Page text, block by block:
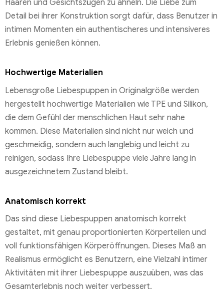
Haaren und Gesichtszügen zu ähneln. Die Liebe zum
Detail bei ihrer Konstruktion sorgt dafür, dass Benutzer in
intimen Momenten ein authentischeres und intensiveres
Erlebnis genießen können.
Hochwertige Materialien
Lebensgroße Liebespuppen in Originalgröße werden
hergestellt hochwertige Materialien wie TPE und Silikon,
die dem Gefühl der menschlichen Haut sehr nahe
kommen. Diese Materialien sind nicht nur weich und
geschmeidig, sondern auch langlebig und leicht zu
reinigen, sodass Ihre Liebespuppe viele Jahre lang in
ausgezeichnetem Zustand bleibt.
Anatomisch korrekt
Das sind diese Liebespuppen anatomisch korrekt
gestaltet, mit genau proportionierten Körperteilen und
voll funktionsfähigen Körperöffnungen. Dieses Maß an
Realismus ermöglicht es Benutzern, eine Vielzahl intimer
Aktivitäten mit ihrer Liebespuppe auszuüben, was das
Gesamterlebnis noch weiter verbessert.